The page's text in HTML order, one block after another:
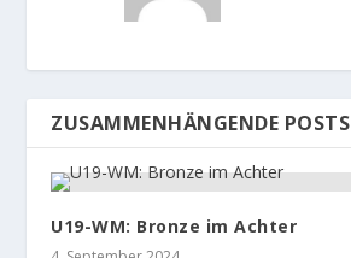
ZUSAMMENHÄNGENDE POSTS
U19-WM: Bronze im Achter